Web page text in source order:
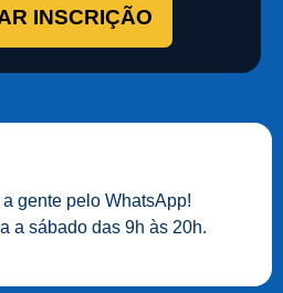
INSCRIÇÃO
gente pelo WhatsApp!
a sábado das 9h às 20h.